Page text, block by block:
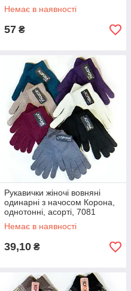
Немає в наявності
57 ₴
Рукавички жіночі вовняні
одинарні з начосом Корона,
однотонні, асорті, 7081
Немає в наявності
39,10 ₴